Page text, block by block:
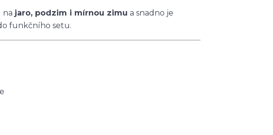
na jaro, podzim i mírnou zimu a snadno je
funkčního setu.